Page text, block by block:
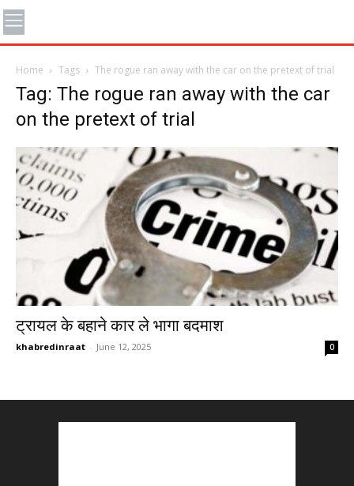
Home Tags The rogue ran away with the car on the pretext of trial
Tag: The rogue ran away with the car
on the pretext of trial
ट्रायल के बहाने कार ले भागा बदमाश
khabredinraat - June 12, 2025 0